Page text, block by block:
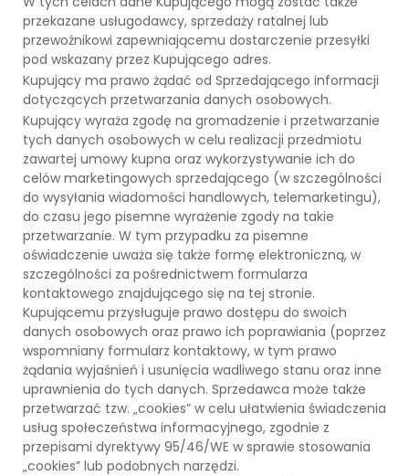
przekazane usługodawcy, sprzedaży ratalnej lub
przewoźnikowi zapewniającemu dostarczenie przesyłki
pod wskazany przez Kupującego adres.
Kupujący ma prawo żądać od Sprzedającego informacji
dotyczących przetwarzania danych osobowych.
Kupujący wyraża zgodę na gromadzenie i przetwarzanie
tych danych osobowych w celu realizacji przedmiotu
zawartej umowy kupna oraz wykorzystywanie ich do
celów marketingowych sprzedającego (w szczególności
do wysyłania wiadomości handlowych, telemarketingu),
do czasu jego pisemne wyrażenie zgody na takie
przetwarzanie. W tym przypadku za pisemne
oświadczenie uważa się także formę elektroniczną, w
szczególności za pośrednictwem formularza
kontaktowego znajdującego się na tej stronie.
Kupującemu przysługuje prawo dostępu do swoich
danych osobowych oraz prawo ich poprawiania (poprzez
wspomniany formularz kontaktowy, w tym prawo
żądania wyjaśnień i usunięcia wadliwego stanu oraz inne
uprawnienia do tych danych. Sprzedawca może także
przetwarzać tzw. „cookies” w celu ułatwienia świadczenia
usług społeczeństwa informacyjnego, zgodnie z
przepisami dyrektywy 95/46/WE w sprawie stosowania
„cookies” lub podobnych narzędzi.